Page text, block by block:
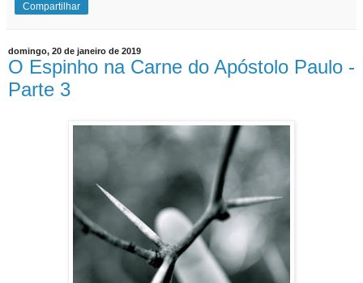
Compartilhar
domingo, 20 de janeiro de 2019
O Espinho na Carne do Apóstolo Paulo -
Parte 3